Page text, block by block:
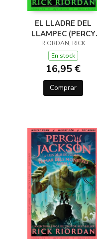
EL LLADRE DEL
LLAMPEC (PERCY
JACKSON I ELS DÉUS
DE L'OLIMP 1)
RIORDAN, RICK
En stock
16,95 €
Comprar